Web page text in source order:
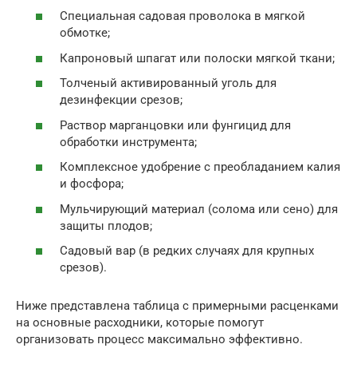
Специальная садовая проволока в мягкой
обмотке;
Капроновый шпагат или полоски мягкой ткани;
Толченый активированный уголь для
дезинфекции срезов;
Раствор марганцовки или фунгицид для
обработки инструмента;
Комплексное удобрение с преобладанием калия
и фосфора;
Мульчирующий материал (солома или сено) для
защиты плодов;
Садовый вар (в редких случаях для крупных
срезов).
Ниже представлена таблица с примерными расценками
на основные расходники, которые помогут
организовать процесс максимально эффективно.